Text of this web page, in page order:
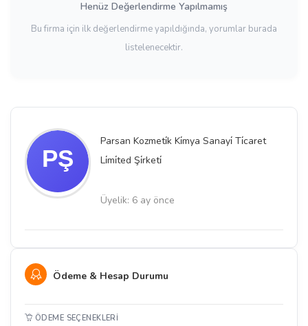
Parsan Kozmeti̇k Ki̇mya Sanayi̇ Ti̇caret
Li̇mi̇ted Şi̇rketi̇
Üyelik: 6 ay önce
Ödeme & Hesap Durumu
ÖDEME SEÇENEKLERI
Henüz Değerlendirme Yapılmamış
Bu firma için ilk değerlendirme yapıldığında, yorumlar burada
listelenecektir.